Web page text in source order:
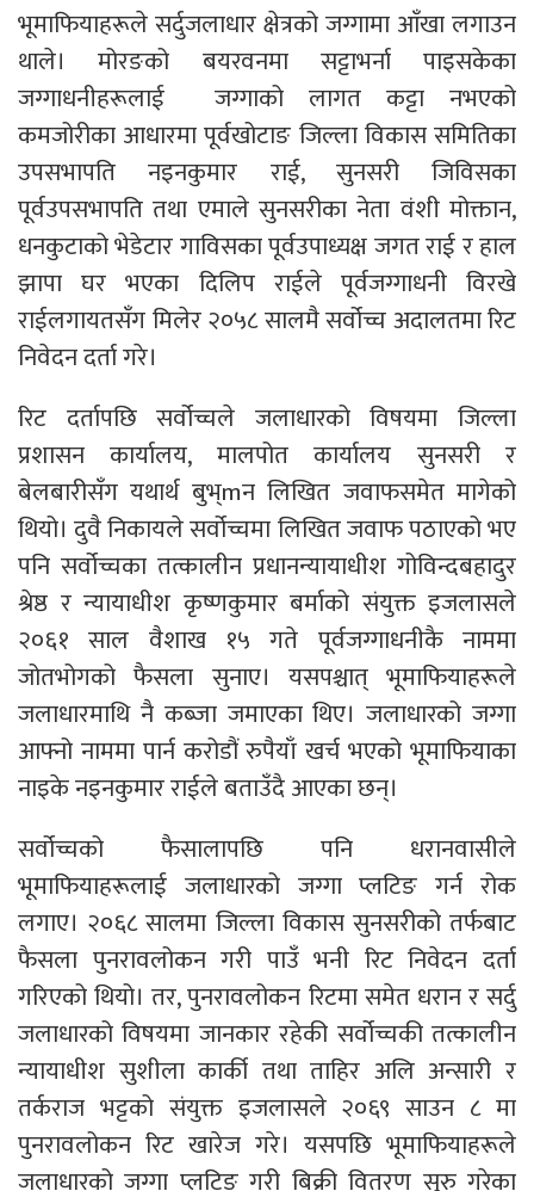
भूमाफियाहरूले सर्दुजलाधार क्षेत्रको जग्गामा आँखा लगाउन
थाले। मोरङको बयरवनमा सट्टाभर्ना पाइसकेका
जग्गाधनीहरूलाई जग्गाको लागत कट्टा नभएको
कमजोरीका आधारमा पूर्वखोटाङ जिल्ला विकास समितिका
उपसभापति नइनकुमार राई, सुनसरी जिविसका
पूर्वउपसभापति तथा एमाले सुनसरीका नेता वंशी मोक्तान,
धनकुटाको भेडेटार गाविसका पूर्वउपाध्यक्ष जगत राई र हाल
झापा घर भएका दिलिप राईले पूर्वजग्गाधनी विरखे
राईलगायतसँग मिलेर २०५८ सालमै सर्वोच्च अदालतमा रिट
निवेदन दर्ता गरे।
रिट दर्तापछि सर्वोच्चले जलाधारको विषयमा जिल्ला
प्रशासन कार्यालय, मालपोत कार्यालय सुनसरी र
बेलबारीसँग यथार्थ बुभ्mन लिखित जवाफसमेत मागेको
थियो। दुवै निकायले सर्वोच्चमा लिखित जवाफ पठाएको भए
पनि सर्वोच्चका तत्कालीन प्रधानन्यायाधीश गोविन्दबहादुर
श्रेष्ठ र न्यायाधीश कृष्णकुमार बर्माको संयुक्त इजलासले
२०६१ साल वैशाख १५ गते पूर्वजग्गाधनीकै नाममा
जोतभोगको फैसला सुनाए। यसपश्चात् भूमाफियाहरूले
जलाधारमाथि नै कब्जा जमाएका थिए। जलाधारको जग्गा
आफ्नो नाममा पार्न करोडौं रुपैयाँ खर्च भएको भूमाफियाका
नाइके नइनकुमार राईले बताउँदै आएका छन्।
सर्वोच्चको फैसालापछि पनि धरानवासीले
भूमाफियाहरूलाई जलाधारको जग्गा प्लटिङ गर्न रोक
लगाए। २०६८ सालमा जिल्ला विकास सुनसरीको तर्फबाट
फैसला पुनरावलोकन गरी पाउँ भनी रिट निवेदन दर्ता
गरिएको थियो। तर, पुनरावलोकन रिटमा समेत धरान र सर्दु
जलाधारको विषयमा जानकार रहेकी सर्वोच्चकी तत्कालीन
न्यायाधीश सुशीला कार्की तथा ताहिर अलि अन्सारी र
तर्कराज भट्टको संयुक्त इजलासले २०६९ साउन ८ मा
पुनरावलोकन रिट खारेज गरे। यसपछि भूमाफियाहरूले
जलाधारको जग्गा प्लटिङ गरी बिक्री वितरण सुरु गरेका